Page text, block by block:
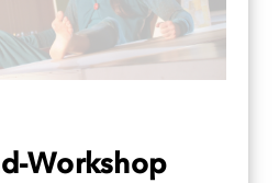
Workshop